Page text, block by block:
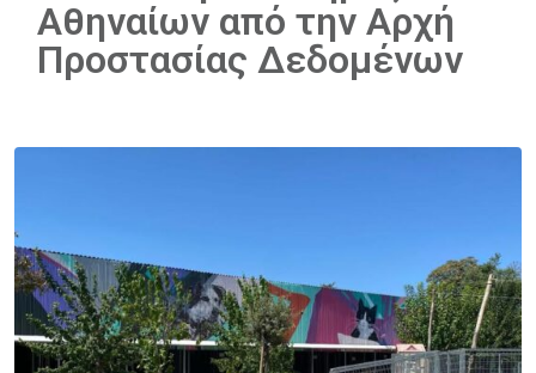
Αθηναίων από την Αρχή
Προστασίας Δεδομένων